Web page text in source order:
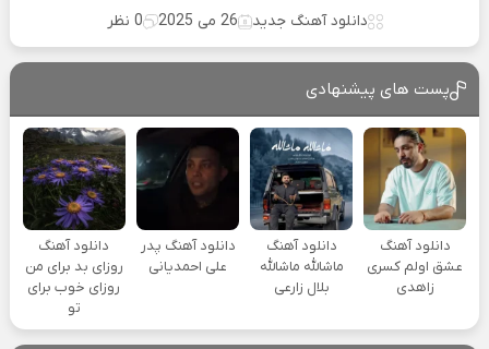
دانلود آهنگ جدید 26 می 2025 0 نظر
پست های پیشنهادی
دانلود آهنگ
عشق اولم کسری
زاهدی
دانلود آهنگ
ماشالله ماشالله
بلال زارعی
دانلود آهنگ پدر
علی احمدیانی
دانلود آهنگ
روزای بد برای من
روزای خوب برای
تو